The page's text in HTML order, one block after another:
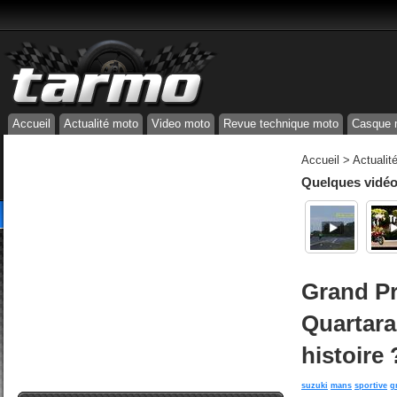
Accueil Actualité moto Video moto Revue technique moto Casque
Accueil >
Quelques
Grand
histoire
suzuki mans sportive